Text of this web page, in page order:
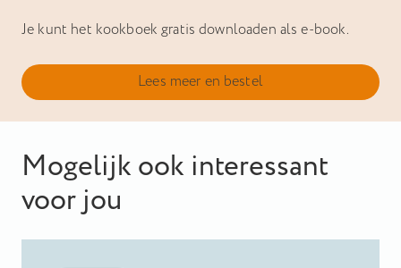
Je kunt het kookboek gratis downloaden als e-book.
Lees meer en bestel
Mogelijk ook interessant
voor jou